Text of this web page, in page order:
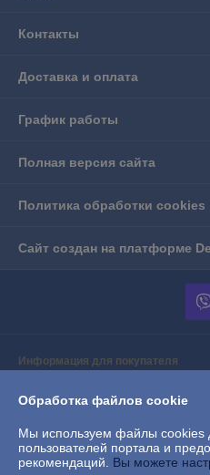
Контакты
Доставка и оплата
График работы
Полная версия сайта
Политика обработки cookies
Сайт создан на платформе
Информация для покупателя
"АприориТрейд"
Регистрационный номер ЕГР:
Обработка файлов cookie
Мы используем файлы cookies
пользователей портала и
рекомендаций. Вы можете